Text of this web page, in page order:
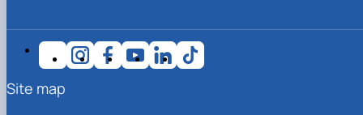
Site map